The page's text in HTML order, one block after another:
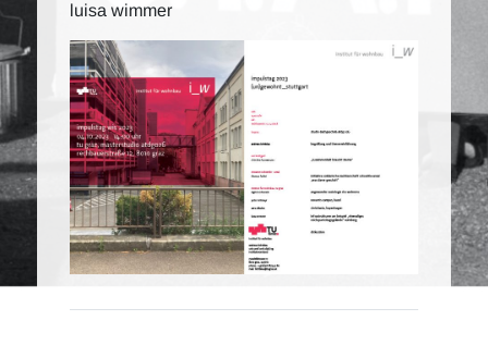
luisa wimmer